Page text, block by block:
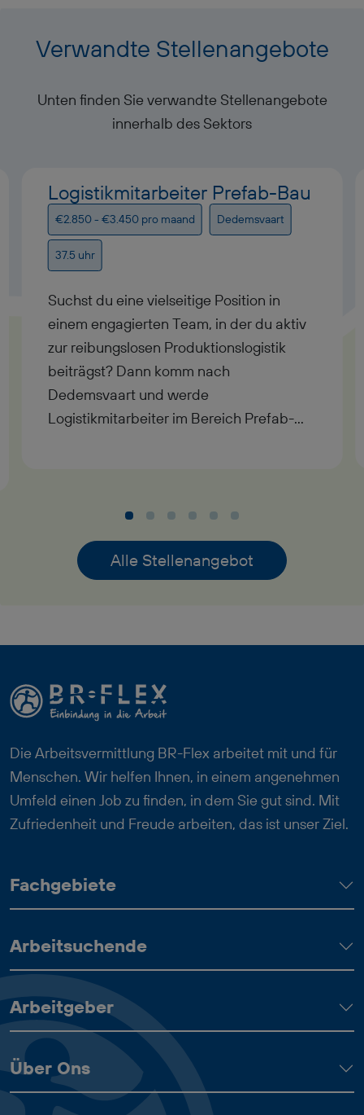
Verwandte Stellenangebote
Unten finden Sie verwandte Stellenangebote
innerhalb des Sektors
Logistikmitarbeiter Prefab-Bau
€2.850 - €3.450 pro maand Dedemsvaart
37.5 uhr
Suchst du eine vielseitige Position in
einem engagierten Team, in der du aktiv
zur reibungslosen Produktionslogistik
beiträgst? Dann komm nach
Dedemsvaart und werde
Logistikmitarbeiter im Bereich Prefab-
Alle Stellenangebot
Die Arbeitsvermittlung BR-Flex arbeitet mit und für
Menschen. Wir helfen Ihnen, in einem angenehmen
Umfeld einen Job zu finden, in dem Sie gut sind. Mit
Zufriedenheit und Freude arbeiten, das ist unser Ziel.
Fachgebiete
Arbeitsuchende
Arbeitgeber
Über Ons